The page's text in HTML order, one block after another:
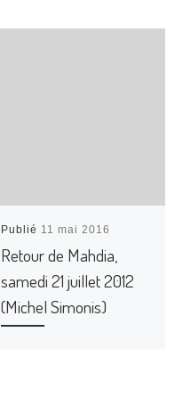
Publié 11 mai 2016
Retour de Mahdia,
samedi 21 juillet 2012
(Michel Simonis)